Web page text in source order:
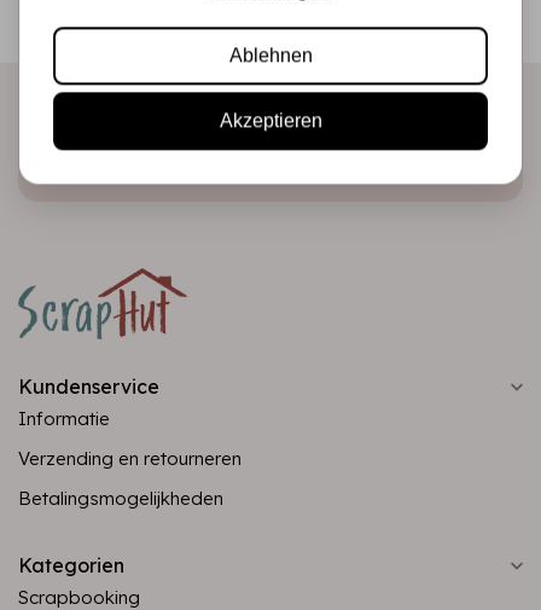
Erhalten Sie als Erster unsere Aktionen und neuen
Produkte direkt in Ihrem Posteingang!
Abonnieren
Kundenservice
Informatie
Verzending en retourneren
Betalingsmogelijkheden
Kategorien
Scrapbooking
Ablehnen
Akzeptieren